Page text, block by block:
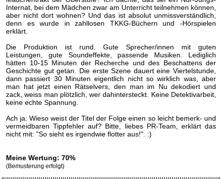
Internat, bei dem Mädchen zwar am Unterricht teilnehmen können,
aber nicht dort wohnen? Und das ist absolut unmissverständlich,
denn es wurde in zahllosen TKKG-Büchern und -Hörspielen
erklärt.
Die Produktion ist rund. Gute Sprecher/innen mit guten
Leistungen, gute Soundeffekte, passende Musiken. Lediglich
hätten 10-15 Minuten der Recherche und des Beschattens der
Geschichte gut getan. Die erste Szene dauert eine Viertelstunde,
dann passiert 30 Minuten eigentlich nicht so wirklich was, aber
man hat jetzt einen Rätselvers, den man im Nu dekodiert und
zack, weiss man plötzlich, wer dahintersteckt. Keine Detektivarbeit,
keine echte Spannung.
Ach ja: Wieso weist der Titel der Folge einen so leicht bemerk- und
vermeidbaren Tippfehler auf? Bitte, liebes PR-Team, erklärt das
nicht mit: "So sieht es irgendwie flotter aus!". :)
Meine Wertung: 70%
(Bemusterung erfolgt)